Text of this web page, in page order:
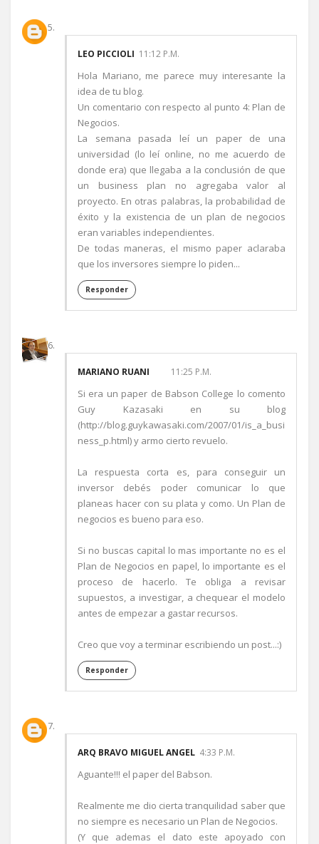
LEO PICCIOLI 11:12 P.M.
Hola Mariano, me parece muy interesante la
idea de tu blog.
Un comentario con respecto al punto 4: Plan de
Negocios.
La semana pasada leí un paper de una
universidad (lo leí online, no me acuerdo de
donde era) que llegaba a la conclusión de que
un business plan no agregaba valor al
proyecto. En otras palabras, la probabilidad de
éxito y la existencia de un plan de negocios
eran variables independientes.
De todas maneras, el mismo paper aclaraba
que los inversores siempre lo piden...
Responder
MARIANO RUANI 11:25 P.M.
Si era un paper de Babson College lo comento
Guy Kazasaki en su blog
(http://blog.guykawasaki.com/2007/01/is_a_busi
ness_p.html) y armo cierto revuelo.
La respuesta corta es, para conseguir un
inversor debés poder comunicar lo que
planeas hacer con su plata y como. Un Plan de
negocios es bueno para eso.
Si no buscas capital lo mas importante no es el
Plan de Negocios en papel, lo importante es el
proceso de hacerlo. Te obliga a revisar
supuestos, a investigar, a chequear el modelo
antes de empezar a gastar recursos.
Creo que voy a terminar escribiendo un post...:)
Responder
ARQ BRAVO MIGUEL ANGEL 4:33 P.M.
Aguante!!! el paper del Babson.
Realmente me dio cierta tranquilidad saber que
no siempre es necesario un Plan de Negocios.
(Y que ademas el dato este apoyado con